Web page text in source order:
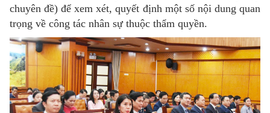
chuyên đề) để xem xét, quyết định một số nội dung quan
trọng về công tác nhân sự thuộc thẩm quyền.